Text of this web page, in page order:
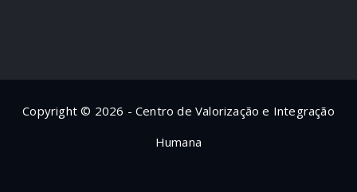
Copyright © 2026 - Centro de Valorização e Integração
Humana